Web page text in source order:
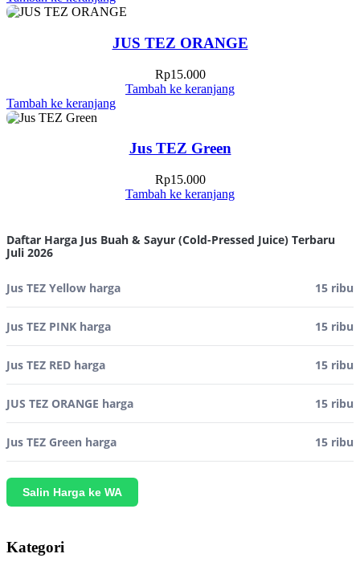
JUS TEZ ORANGE
Rp15.000
Tambah ke keranjang
Tambah ke keranjang
Jus TEZ Green
Rp15.000
Tambah ke keranjang
Daftar Harga Jus Buah & Sayur (Cold-Pressed Juice) Terbaru
Juli 2026
Jus TEZ Yellow harga 15 ribu
Jus TEZ PINK harga 15 ribu
Jus TEZ RED harga 15 ribu
JUS TEZ ORANGE harga 15 ribu
Jus TEZ Green harga 15 ribu
Salin Harga ke WA
Kategori